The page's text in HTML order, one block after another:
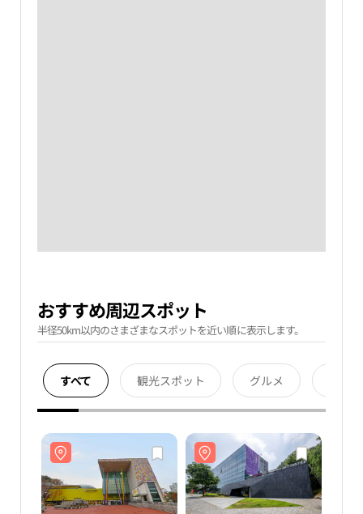
おすすめ周辺スポット
半径50km以内のさまざまなスポットを近い順に表示します。
すべて 観光スポット グルメ